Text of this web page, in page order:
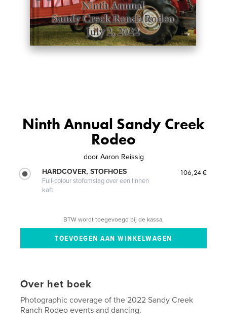
Ninth Annual Sandy Creek
Rodeo
door Aaron Reissig
HARDCOVER, STOFHOES
Full-colour stofomslag over een linnen
kaft
106,24 €
BTW wordt toegevoegd bij de kassa.
Over het boek
Photographic coverage of the 2022 Sandy Creek
Ranch Rodeo events and dancing.